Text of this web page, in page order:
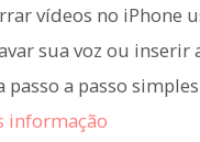
vídeos no iPhone
sua voz ou inserir
passo a passo
informação